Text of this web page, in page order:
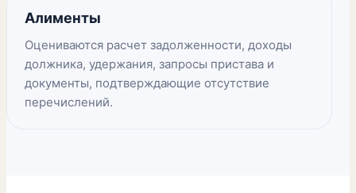
Алименты
Оцениваются расчет задолженности, доходы
должника, удержания, запросы пристава и
документы, подтверждающие отсутствие
перечислений.